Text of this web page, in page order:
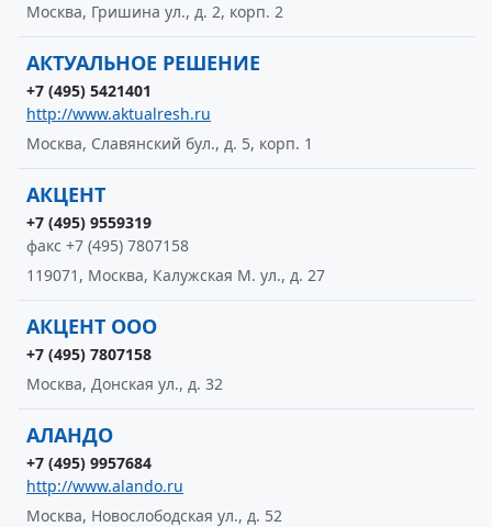
Москва, Гришина ул., д. 2, корп. 2
АКТУАЛЬНОЕ РЕШЕНИЕ
+7 (495) 5421401
http://www.aktualresh.ru
Москва, Славянский бул., д. 5, корп. 1
АКЦЕНТ
+7 (495) 9559319
факс +7 (495) 7807158
119071, Москва, Калужская М. ул., д. 27
АКЦЕНТ ООО
+7 (495) 7807158
Москва, Донская ул., д. 32
АЛАНДО
+7 (495) 9957684
http://www.alando.ru
Москва, Новослободская ул., д. 52